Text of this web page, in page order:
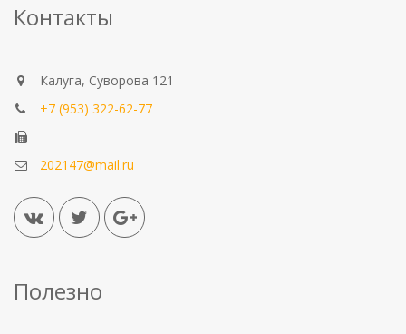
Контакты
Калуга, Суворова 121
+7 (953) 322-62-77
202147@mail.ru
Полезно